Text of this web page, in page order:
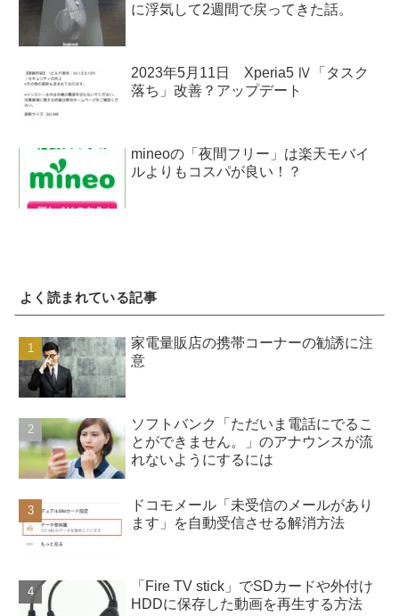
に浮気して2週間で戻ってきた話。
2023年5月11日 Xperia5 Ⅳ「タスク
落ち」改善？アップデート
mineoの「夜間フリー」は楽天モバイ
ルよりもコスパが良い！？
よく読まれている記事
家電量販店の携帯コーナーの勧誘に注
意
ソフトバンク「ただいま電話にでるこ
とができません。」のアナウンスが流
れないようにするには
ドコモメール「未受信のメールがあり
ます」を自動受信させる解消方法
「Fire TV stick」でSDカードや外付け
HDDに保存した動画を再生する方法